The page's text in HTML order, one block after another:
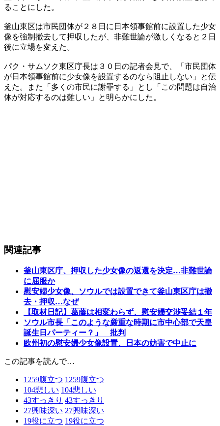
ることにした。
釜山東区は市民団体が２８日に日本領事館前に設置した少女
像を強制撤去して押収したが、非難世論が激しくなると２日
後に立場を変えた。
パク・サムソク東区庁長は３０日の記者会見で、「市民団体
が日本領事館前に少女像を設置するのなら阻止しない」と伝
えた。また「多くの市民に謝罪する」とし「この問題は自治
体が対応するのは難しい」と明らかにした。
関連記事
釜山東区庁、押収した少女像の返還を決定…非難世論
に屈服か
慰安婦少女像、ソウルでは設置できて釜山東区庁は撤
去・押収…なぜ
【取材日記】葛藤は相変わらず、慰安婦交渉妥結１年
ソウル市長「このような厳重な時期に市中心部で天皇
誕生日パーティー？」 批判
欧州初の慰安婦少女像設置、日本の妨害で中止に
この記事を読んで…
1259腹立つ 1259腹立つ
104悲しい 104悲しい
43すっきり 43すっきり
27興味深い 27興味深い
19役に立つ 19役に立つ